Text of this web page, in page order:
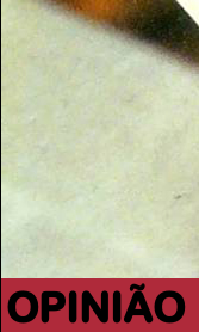
OPINIÃO